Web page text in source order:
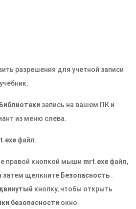
разрешения для учетной записи
Библиотеки запись на вашем ПК и
из меню слева.
файл.
правой кнопкой мыши mrt.exe файл,
затем щелкните Безопасность .
кнопку, чтобы открыть
безопасности окно.